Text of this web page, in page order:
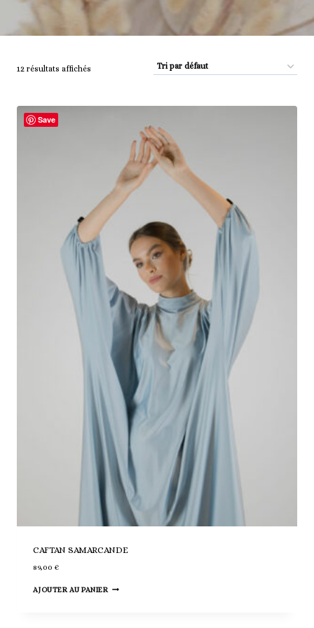
12 résultats affichés
Save
CAFTAN SAMARCANDE
89,00 €
AJOUTER AU PANIER